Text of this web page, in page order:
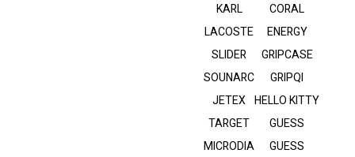
CORAL
ENERGY
GRIPCASE
GRIPQI
HELLO KITTY
GUESS
GUESS
KARL
LACOSTE
SLIDER
SOUNARC
JETEX
TARGET
MICRODIA